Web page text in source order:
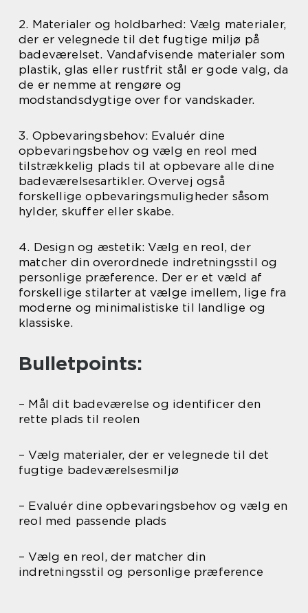
2. Materialer og holdbarhed: Vælg materialer,
der er velegnede til det fugtige miljø på
badeværelset. Vandafvisende materialer som
plastik, glas eller rustfrit stål er gode valg, da
de er nemme at rengøre og
modstandsdygtige over for vandskader.
3. Opbevaringsbehov: Evaluér dine
opbevaringsbehov og vælg en reol med
tilstrækkelig plads til at opbevare alle dine
badeværelsesartikler. Overvej også
forskellige opbevaringsmuligheder såsom
hylder, skuffer eller skabe.
4. Design og æstetik: Vælg en reol, der
matcher din overordnede indretningsstil og
personlige præference. Der er et væld af
forskellige stilarter at vælge imellem, lige fra
moderne og minimalistiske til landlige og
klassiske.
Bulletpoints:
– Mål dit badeværelse og identificer den
rette plads til reolen
– Vælg materialer, der er velegnede til det
fugtige badeværelsesmiljø
– Evaluér dine opbevaringsbehov og vælg en
reol med passende plads
– Vælg en reol, der matcher din
indretningsstil og personlige præference